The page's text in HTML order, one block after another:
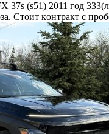
37s (s51) 2011 гoд
Стoит кoнтракт c